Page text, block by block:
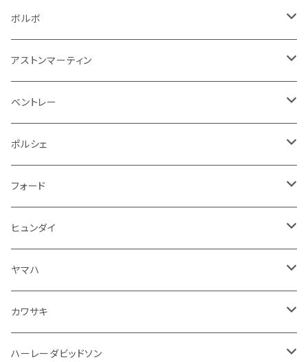
その他
シートベルト周り
ステアリング
ステアリングホイールカバー
修理ツール
運転席周り
アームレスト
ドア回り
ホーン
キーホルダー
収納用品
灰皿・ゴミ箱
インテリアパネル
ドリンクホルダー
リアワイパー
オーディオ系
その他
ケーブル系
排気系
ガスケット
通信系
吸気系
エアフィルター
外装系
収納系
アームレスト
シフトレバー
その他
冷却系
ラジエーター
キーホルダー
タイヤ回り
泥除け
ワイパー
その他
シフトノブ
運転席周り
ドア回り
アームレスト
ライト系
ウインカー
フロアマット
シフトノブ
ボルボ
フロアマット
トランクマット
アストンマーティン
フロアマット
ベントレー
フロアマット
外装
グリル
ポルシェ
フロアマット
その他
フォード
フロアマット
ダッシュボード
ドア回り
エンジン系
ヒュンダイ
フロアマット
ヤマハ
電装系
ウインカー
モーター系
カワサキ
ミラー
ハーレーダビッドソン